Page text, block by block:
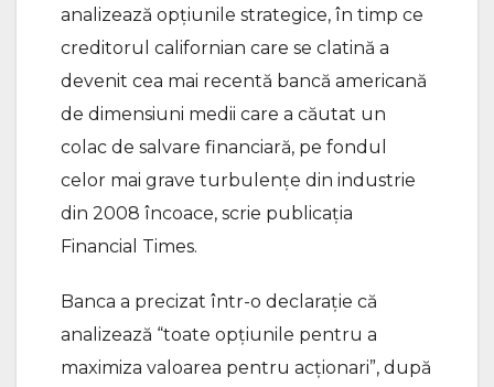
analizează opţiunile strategice, în timp ce
creditorul californian care se clatină a
devenit cea mai recentă bancă americană
de dimensiuni medii care a căutat un
colac de salvare financiară, pe fondul
celor mai grave turbulenţe din industrie
din 2008 încoace, scrie publicaţia
Financial Times.
Banca a precizat într-o declaraţie că
analizează “toate opţiunile pentru a
maximiza valoarea pentru acţionari”, după